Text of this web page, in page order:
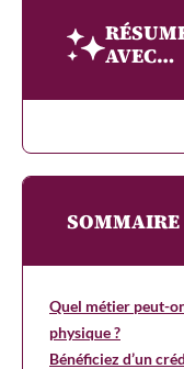
AVEC…
SOMMAIRE
Quel métier peut-
physique ?
Bénéficiez d’un